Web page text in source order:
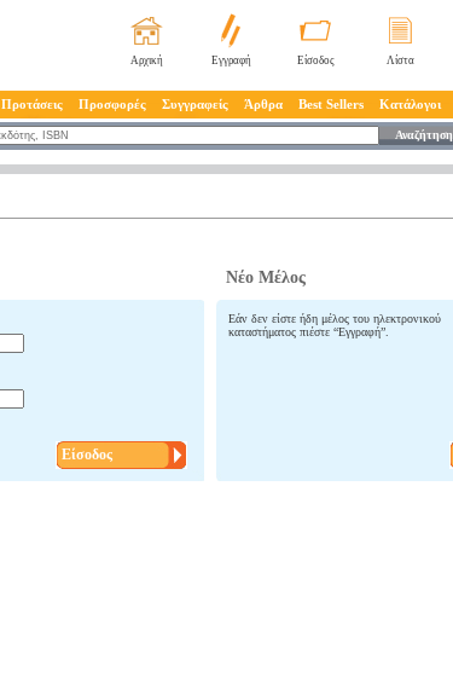
Αρχική Εγγραφή Είσοδος Λίστα
Προτάσεις Προσφορές Συγγραφείς Άρθρα Best Sellers Κατάλογοι
Αναζήτηση
Νέο Μέλος
Είσοδος
Εάν δεν είστε ήδη μέλος του ηλεκτρονικού
καταστήματος πιέστε “Εγγραφή”.